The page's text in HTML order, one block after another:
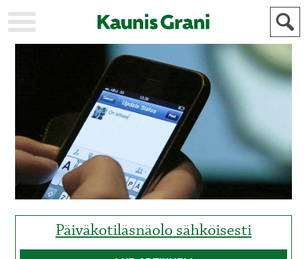
STADEN
AKTUELLT
IDROTT
KULTTUURI
KULTUR
HISTORIA
HISTORIA
YLEINEN
ALLMÄN
MAINOSTAJILLE
FÖR
ANNONSÖRER
Päiväkotiläsnäolo sähköisesti